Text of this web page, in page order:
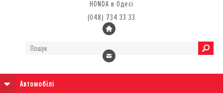
HONDA в Одесі
(048) 734 33 33
Автомобілі